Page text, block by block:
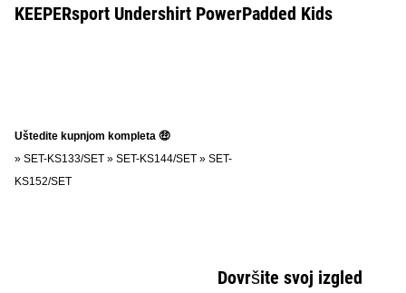
KEEPERsport Undershirt PowerPadded Kids
Uštedite kupnjom kompleta 🤑
» SET-KS133/SET » SET-KS144/SET » SET-
KS152/SET
Dovršite svoj izgled